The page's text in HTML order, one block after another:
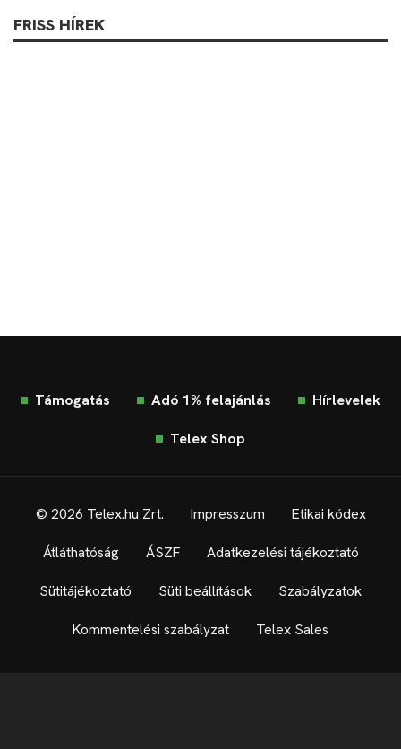
FRISS HÍREK
Támogatás Adó 1% felajánlás Hírlevelek
Telex Shop
© 2026 Telex.hu Zrt. Impresszum Etikai kódex
Átláthatóság ÁSZF Adatkezelési tájékoztató
Sütitájékoztató Süti beállítások Szabályzatok
Kommentelési szabályzat Telex Sales